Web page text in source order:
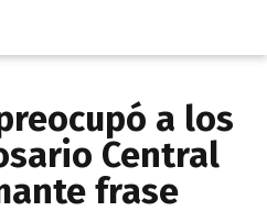
a los
Central
frase